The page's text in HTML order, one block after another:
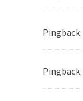
Pingback:
Pingback: